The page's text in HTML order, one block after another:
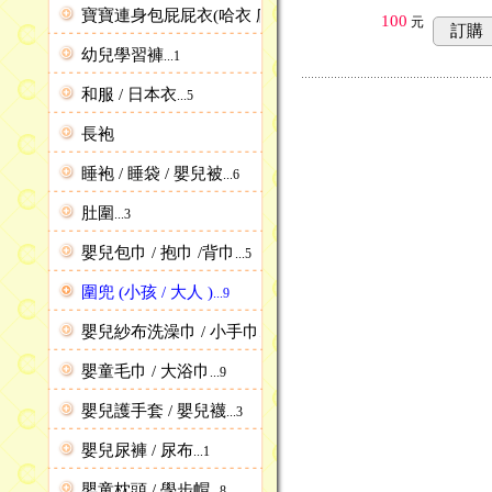
寶寶連身包屁屁衣(哈衣 爬服)
幼兒學習褲 ...1
和服 / 日本衣 ...5
長袍
睡袍 / 睡袋 / 嬰兒被 ...6
肚圍 ...3
嬰兒包巾 / 抱巾 /背巾 ...5
圍兜 (小孩 / 大人 ) ...9
嬰兒紗布洗澡巾 / 小手巾 ...4
嬰童毛巾 / 大浴巾 ...9
嬰兒護手套 / 嬰兒襪 ...3
嬰兒尿褲 / 尿布 ...1
100 元 訂購